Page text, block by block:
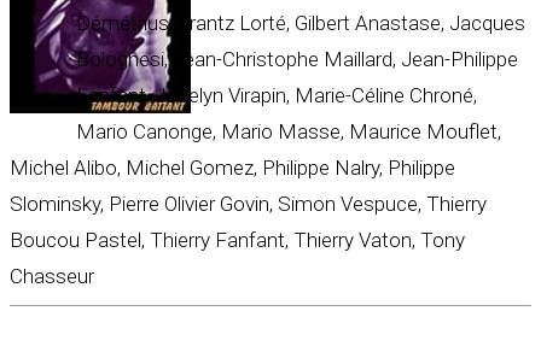
Démétrius, Frantz Lorté, Gilbert Anastase, Jacques
Bolognesi, Jean-Christophe Maillard, Jean-Philippe
Fanfant, Jocelyn Virapin, Marie-Céline Chroné,
Mario Canonge, Mario Masse, Maurice Mouflet,
Michel Alibo, Michel Gomez, Philippe Nalry, Philippe
Slominsky, Pierre Olivier Govin, Simon Vespuce, Thierry
Boucou Pastel, Thierry Fanfant, Thierry Vaton, Tony
Chasseur